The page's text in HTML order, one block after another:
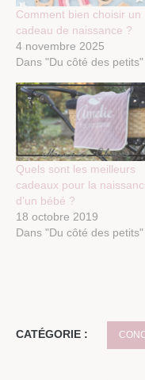
Comment bien choisir un
cadeau de naissance ?
4 novembre 2025
Dans "Du côté des petits"
Quels sont les meilleurs
cadeaux pour la
d’un bébé ?
18 octobre 2019
Dans "Du côté des petits"
CATÉGORIE :